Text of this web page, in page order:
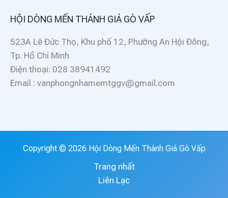
HỘI DÒNG MẾN THÁNH GIÁ GÒ VẤP
523A Lê Đức Thọ, Khu phố 12, Phường An Hội Đông,
Tp. Hồ Chí Minh
Điện thoại: 028 38941492
Email : vanphongnhamemtggv@gmail.com
Copyright © 2026 Hội Dòng Mến Thánh Giá Gò Vấp
Trang nhất
Liên Lạc